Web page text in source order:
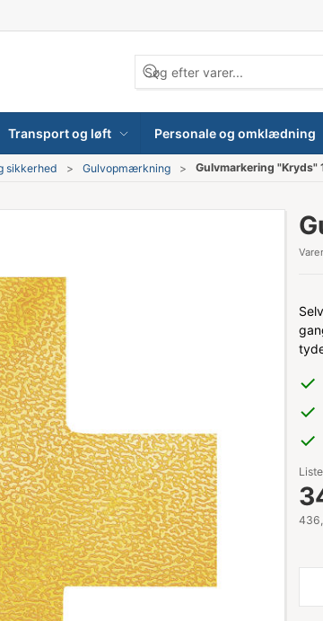
Transport og løft Personale og omklædning
sikkerhed Gulvopmærkning Gulvmarkering "Kryds"